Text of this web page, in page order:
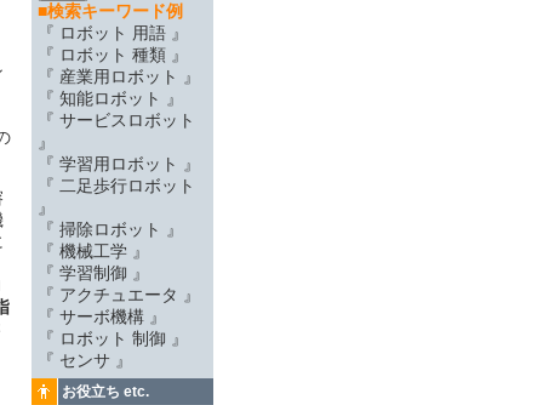
■検索キーワード例
『 ロボット 用語 』
『 ロボット 種類 』
『 産業用ロボット 』
『 知能ロボット 』
『 サービスロボット
』
『 学習用ロボット 』
『 二足歩行ロボット
』
『 掃除ロボット 』
『 機械工学 』
『 学習制御 』
『 アクチュエータ 』
『 サーボ機構 』
『 ロボット 制御 』
『 センサ 』
お役立ち etc.